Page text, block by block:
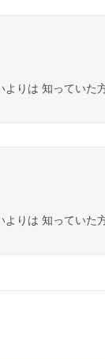
りは 知っていた
りは 知っていた